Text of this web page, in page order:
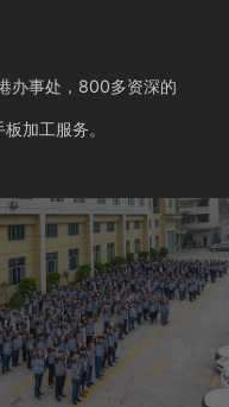
办事处，800多资深的
加工服务。